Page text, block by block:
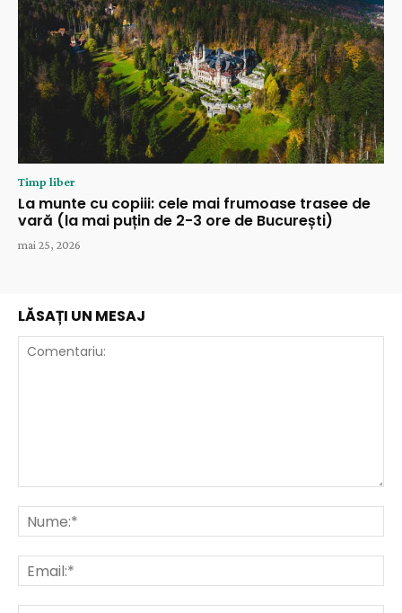
Timp liber
La munte cu copiii: cele mai frumoase trasee de
vară (la mai puțin de 2-3 ore de București)
mai 25, 2026
LĂSAȚI UN MESAJ